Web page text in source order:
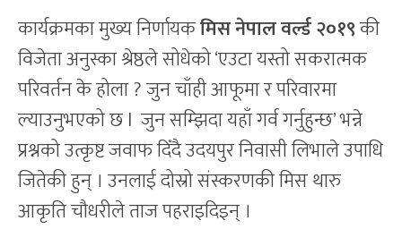
कार्यक्रमका मुख्य निर्णायकमिस नेपाल वर्ल्ड २०१९की
विजेता अनुस्का श्रेष्ठले सोधेको ‘एउटा यस्तो सकरात्मक
परिवर्तन के होला ? जुन चाँही आफूमा र परिवारमा
ल्याउनुभएको छ l जुन सम्झिदा यहाँ गर्व गर्नुहुन्छ’ भन्ने
प्रश्नको उत्कृष्ट जवाफ दिँदै उदयपुर निवासी लिभाले उपाधि
जितेकी हुन् । उनलाई दोस्रो संस्करणकी मिस थारु
आकृति चौधरीले ताज पहराइदिइन् ।